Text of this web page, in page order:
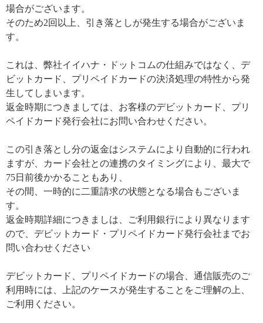
場合がございます。
そのため2回以上、引き落としが発生する場合がございま
す。
これは、弊社イイハナ・ドットコムの仕組みではなく、デ
ビットカード、プリペイドカードの決済処理の特性から発
生してしまいます。
返金時期につきましては、お客様のデビットカード、プリ
ペイドカード発行会社にお問い合わせください。
この引き落とし分の返金はシステムにより自動的に行われ
ますが、カード会社との連携のタイミングにより、最大で
75日前後かかることもあり、
その間、一時的に二重請求の状態となる場合もございま
す。
返金時期詳細につきましは、ご利用銀行により異なります
ので、デビットカード・プリペイドカード発行会社までお
問い合わせください
デビットカード、プリペイドカードの場合、通信販売のご
利用時には、上記のケースが発生することをご理解の上、
ご利用ください。